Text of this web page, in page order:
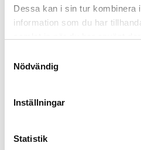
Dessa kan i sin tur kombinera
information som du har
Nödvändig
Inställningar
Statistik